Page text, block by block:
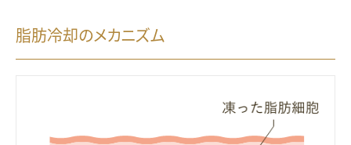
脂肪冷却のメカニズム